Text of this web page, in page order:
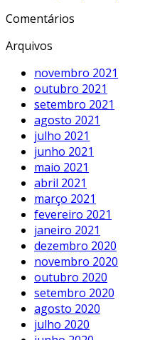
Comentários
Arquivos
novembro 2021
outubro 2021
setembro 2021
agosto 2021
julho 2021
junho 2021
maio 2021
abril 2021
março 2021
fevereiro 2021
janeiro 2021
dezembro 2020
novembro 2020
outubro 2020
setembro 2020
agosto 2020
julho 2020